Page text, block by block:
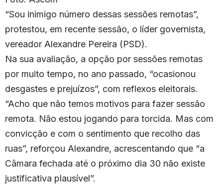
“Sou inimigo número dessas sessões remotas”,
protestou, em recente sessão, o líder governista,
vereador Alexandre Pereira (PSD).
Na sua avaliação, a opção por sessões remotas
por muito tempo, no ano passado, “ocasionou
desgastes e prejuízos”, com reflexos eleitorais.
“Acho que não temos motivos para fazer sessão
remota. Não estou jogando para torcida. Mas com
convicção e com o sentimento que recolho das
ruas”, reforçou Alexandre, acrescentando que “a
Câmara fechada até o próximo dia 30 não existe
justificativa plausível”.